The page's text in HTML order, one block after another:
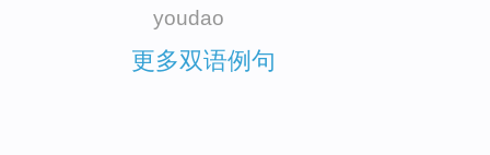
youdao
更多双语例句